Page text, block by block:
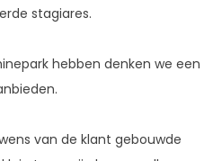
stagiares.
hebben denken we een
van de klant gebouwde